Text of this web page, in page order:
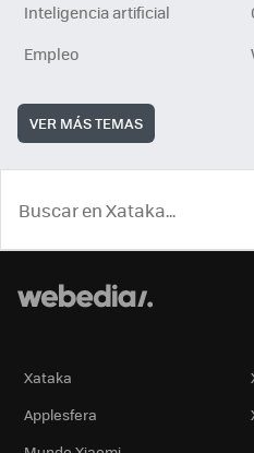
Inteligencia artificial
Empleo
VER MÁS TEMAS
Xataka
Applesfera